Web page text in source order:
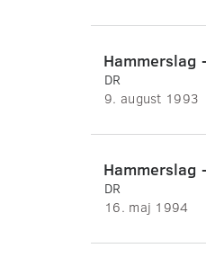
Hammerslag
DR
9. august 1993
Hammerslag
DR
16. maj 1994